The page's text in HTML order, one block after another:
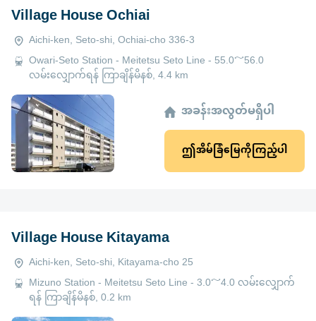
Village House Ochiai
Aichi-ken, Seto-shi, Ochiai-cho 336-3
Owari-Seto Station - Meitetsu Seto Line - 55.0～56.0
လမ်းလျှောက်ရန် ကြာချိန်မိနစ်, 4.4 km
အခန်းအလွတ်မရှိပါ
ဤအိမ်ခြံမြေကိုကြည့်ပါ
Village House Kitayama
Aichi-ken, Seto-shi, Kitayama-cho 25
Mizuno Station - Meitetsu Seto Line - 3.0～4.0 လမ်းလျှောက်
ရန် ကြာချိန်မိနစ်, 0.2 km